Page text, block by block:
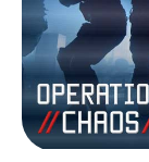
nell'azione da
molte altre
Lavori insieme
porti gli ufficiali
Escape Game
essere pronti a